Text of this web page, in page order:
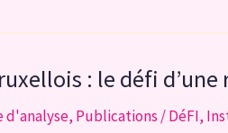
: le défi
d'analyse, Publications /DéFI,